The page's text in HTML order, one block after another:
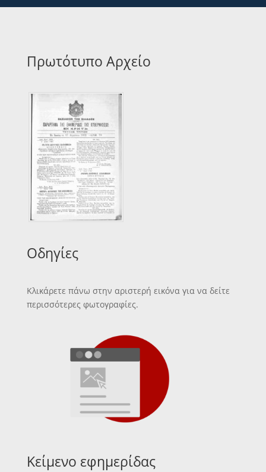
Πρωτότυπο Αρχείο
Οδηγίες
Κλικάρετε πάνω στην αριστερή εικόνα για να δείτε
περισσότερες φωτογραφίες.
Κείμενο εφημερίδας